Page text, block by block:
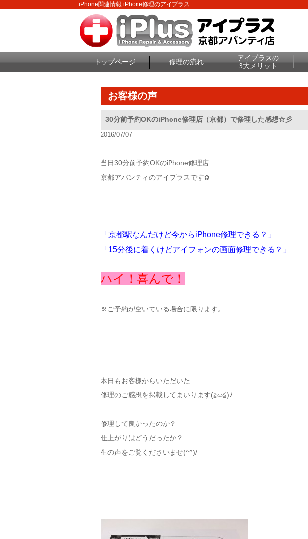
iPhone関連情報 iPhone修理のアイプラス
トップページ 修理の流れ
アイプラスの
3大メリット
お客様の声
30分前予約OKのiPhone修理店（京都）で修理した感想☆彡
2016/07/07
当日30分前予約OKのiPhone修理店
京都アバンティのアイプラスです✿
「京都駅なんだけど今からiPhone修理できる？」
「15分後に着くけどアイフォンの画面修理できる？」
ハイ！喜んで！
※ご予約が空いている場合に限ります。
本日もお客様からいただいた
修理のご感想を掲載してまいります(≧ω≦)ﾉ
修理して良かったのか？
仕上がりはどうだったか？
生の声をご覧くださいませ(^^)/